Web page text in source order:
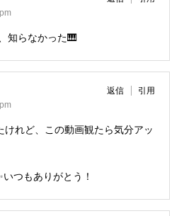
知らなかった🎹
返信 引用
けれど、この動画観たら気分アッ
つもありがとう！